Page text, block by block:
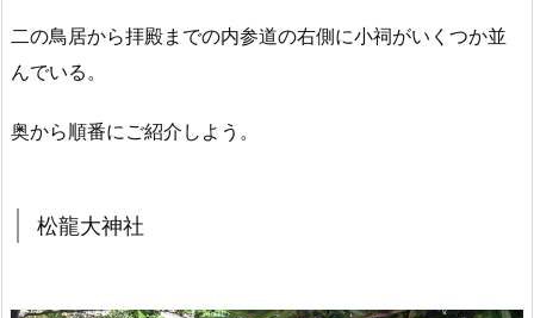
二の鳥居から拝殿までの内参道の右側に小祠がいくつか並
んでいる。
奥から順番にご紹介しよう。
松龍大神社